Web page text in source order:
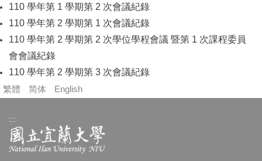
110 學年第 1 學期第 2 次會議紀錄
110 學年第 2 學期第 1 次會議紀錄
110 學年第 2 學期第 2 次學位學程會議 暨第 1 次課程委員
會會議紀錄
110 學年第 2 學期第 3 次會議紀錄
繁體
简体 English
:::